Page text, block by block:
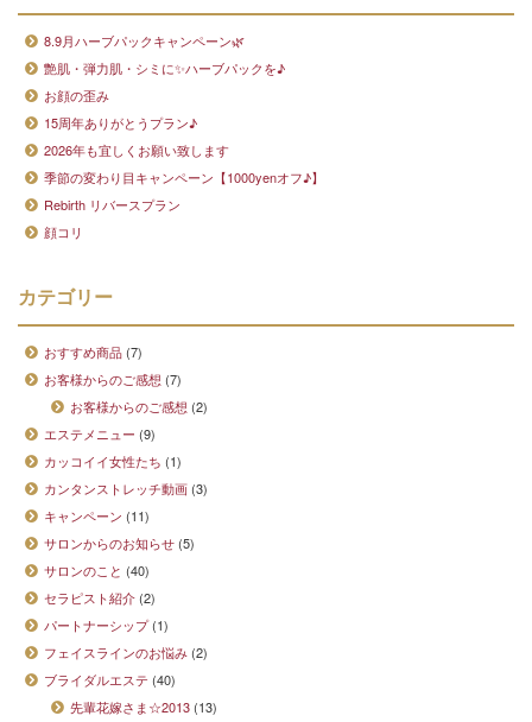
8.9月ハーブパックキャンペーン🌿
艶肌・弾力肌・シミに✨ハーブパックを♪
お顔の歪み
15周年ありがとうプラン♪
2026年も宜しくお願い致します
季節の変わり目キャンペーン【1000yenオフ♪】
Rebirth リバースプラン
顔コリ
カテゴリー
おすすめ商品 (7)
お客様からのご感想 (7)
お客様からのご感想 (2)
エステメニュー (9)
カッコイイ女性たち (1)
カンタンストレッチ動画 (3)
キャンペーン (11)
サロンからのお知らせ (5)
サロンのこと (40)
セラピスト紹介 (2)
パートナーシップ(1)
フェイスラインのお悩み (2)
ブライダルエステ (40)
先輩花嫁さま☆2013 (13)